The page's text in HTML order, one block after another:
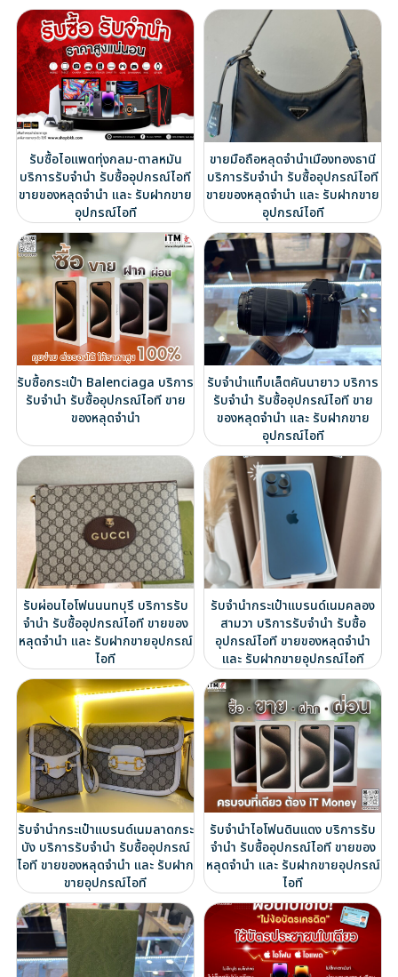
รับซื้อไอแพดทุ่งกลม-ตาลหมัน
บริการรับจำนำ รับซื้ออุปกรณ์ไอที
ขายของหลุดจำนำ และ รับฝากขาย
อุปกรณ์ไอที
ขายมือถือหลุดจำนำเมืองทองธานี
บริการรับจำนำ รับซื้ออุปกรณ์ไอที
ขายของหลุดจำนำ และ รับฝากขาย
อุปกรณ์ไอที
รับซื้อกระเป๋า Balenciaga บริการ
รับจำนำ รับซื้ออุปกรณ์ไอที ขาย
ของหลุดจำนำ
รับจำนำแท็บเล็ตคันนายาว บริการ
รับจำนำ รับซื้ออุปกรณ์ไอที ขาย
ของหลุดจำนำ และ รับฝากขาย
อุปกรณ์ไอที
รับผ่อนไอโฟนนนทบุรี บริการรับ
จำนำ รับซื้ออุปกรณ์ไอที ขายของ
หลุดจำนำ และ รับฝากขายอุปกรณ์
ไอที
รับจำนำกระเป๋าแบรนด์เนมคลอง
สามวา บริการรับจำนำ รับซื้อ
อุปกรณ์ไอที ขายของหลุดจำนำ
และ รับฝากขายอุปกรณ์ไอที
รับจำนำกระเป๋าแบรนด์เนมลาดกระ
บัง บริการรับจำนำ รับซื้ออุปกรณ์
ไอที ขายของหลุดจำนำ และ รับฝาก
ขายอุปกรณ์ไอที
รับจำนำไอโฟนดินแดง บริการรับ
จำนำ รับซื้ออุปกรณ์ไอที ขายของ
หลุดจำนำ และ รับฝากขายอุปกรณ์
ไอที